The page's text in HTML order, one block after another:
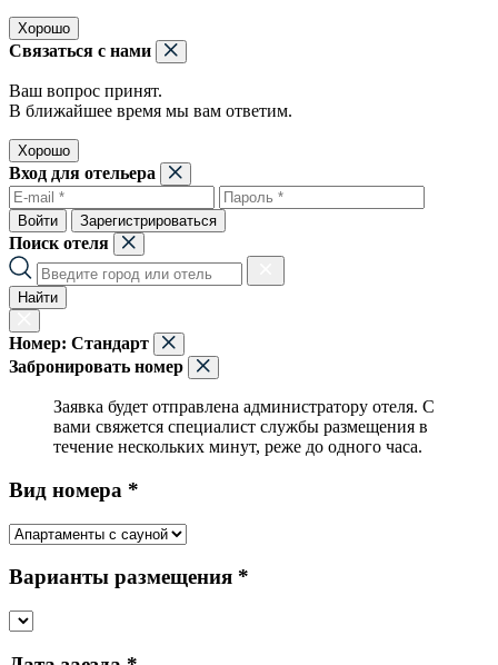
Хорошо
Связаться с нами
Ваш вопрос принят.
В ближайшее время мы вам ответим.
Хорошо
Вход для отельера
Войти Зарегистрироваться
Поиск отеля
Найти
Номер: Стандарт
Забронировать номер
Заявка будет отправлена администратору отеля. С
вами свяжется специалист службы размещения в
течение нескольких минут, реже до одного часа.
Вид номера *
Варианты размещения *